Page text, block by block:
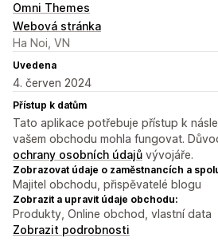
Omni Themes
Webová stránka
Ha Noi, VN
Uvedena
4. červen 2024
Přístup k datům
Tato aplikace potřebuje přístup k
vašem obchodu mohla fungovat.
ochrany osobních údajů vývojáře.
Zobrazovat údaje o zaměstnancích a
Majitel obchodu, přispěvatelé blogu
Zobrazit a upravit údaje obchodu:
Produkty, Online obchod, vlastní data
Zobrazit podrobnosti